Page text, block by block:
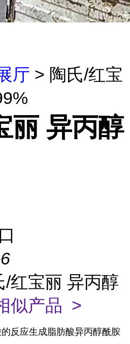
厅 > 陶氏/红宝
丽 异丙醇
/红宝丽 异丙醇
似产品 >
的反应生成脂肪酸异丙醇酰胺